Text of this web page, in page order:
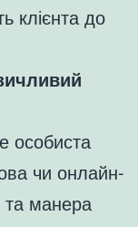
клієнта до
особиста
чи онлайн-
та манера